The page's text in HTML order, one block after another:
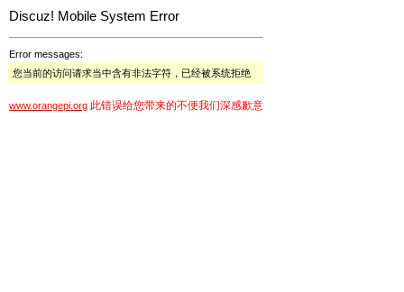
Discuz! Mobile System Error
Error messages:
您当前的访问请求当中含有非法字符，已经被系统拒绝
www.orangepi.org 此错误给您带来的不便我们深感歉意